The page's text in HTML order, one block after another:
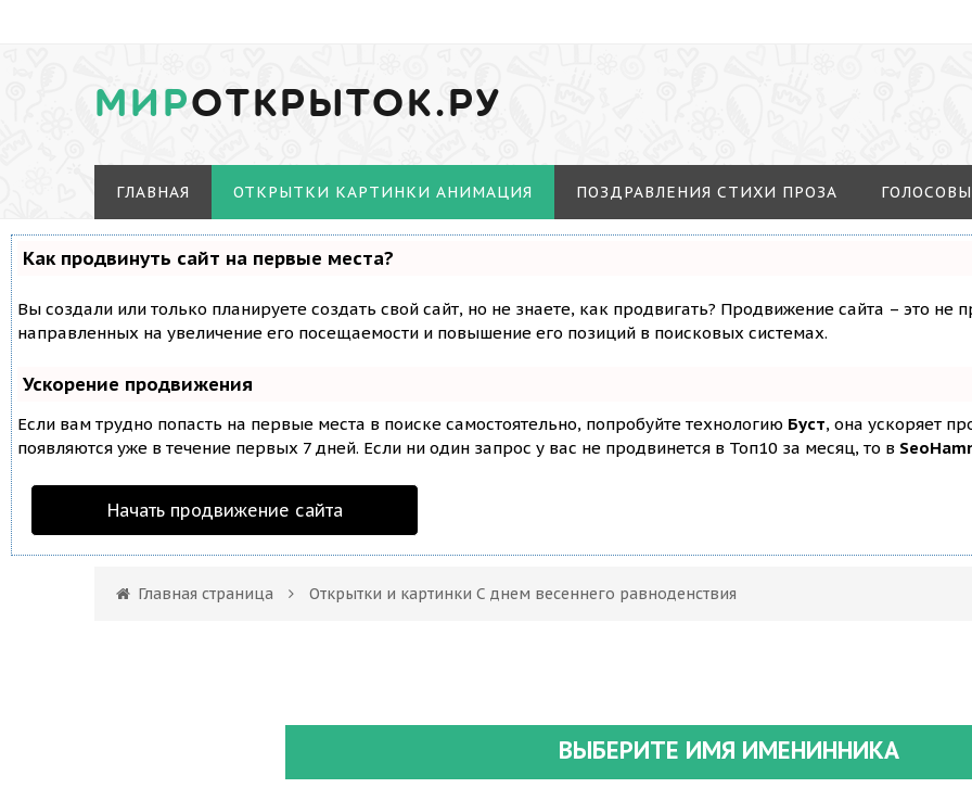
МИРОТКРЫТОК.РУ
ГЛАВНАЯ ОТКРЫТКИ КАРТИНКИ АНИМАЦИЯ ПОЗДРАВЛЕНИЯ СТИХИ ПРОЗА
Как продвинуть сайт на первые места?
Вы создали или только планируете создать свой сайт, но не знаете, как продвигать? Продвижение сайта – это
направленных на увеличение его посещаемости и повышение его позиций в поисковых системах.
Ускорение продвижения
Если вам трудно попасть на первые места в поиске самостоятельно, попробуйте технологию Буст, она ускоряет
появляются уже в течение первых 7 дней. Если ни один запрос у вас не продвинется в Топ10 за месяц, то в
Начать продвижение сайта
Главная страница Открытки и картинки С днем весеннего равноденствия
ВЫБЕРИТЕ ИМЯ ИМЕНИННИКА